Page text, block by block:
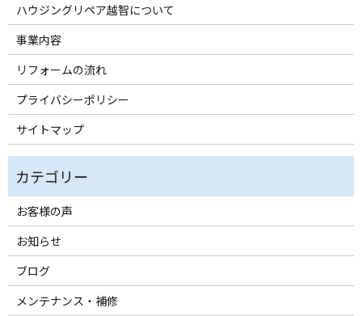
ハウジングリペア越智について
事業内容
リフォームの流れ
プライバシーポリシー
サイトマップ
お客様の声
お知らせ
ブログ
メンテナンス・補修